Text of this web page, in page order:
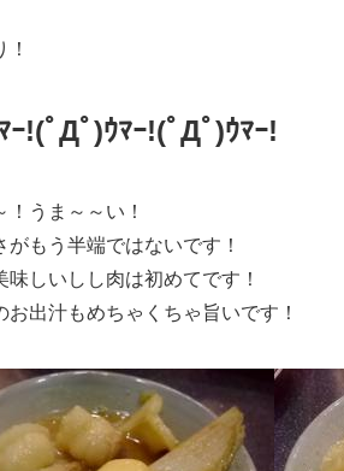
ｰ!(ﾟДﾟ)ｳﾏｰ!(ﾟДﾟ)ｳﾏｰ!
！うま～～い！
がもう半端ではないです！
味しいしし肉は初めてです！
お出汁もめちゃくちゃ旨いです！